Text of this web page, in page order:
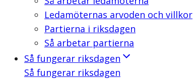
Ledamöternas arvoden och villkor
Partierna i riksdagen
Så arbetar partierna
Så fungerar riksdagen
Så fungerar riksdagen